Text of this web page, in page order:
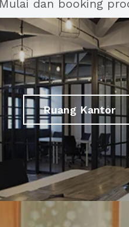
Mulai dan booking
Ruang Kantor